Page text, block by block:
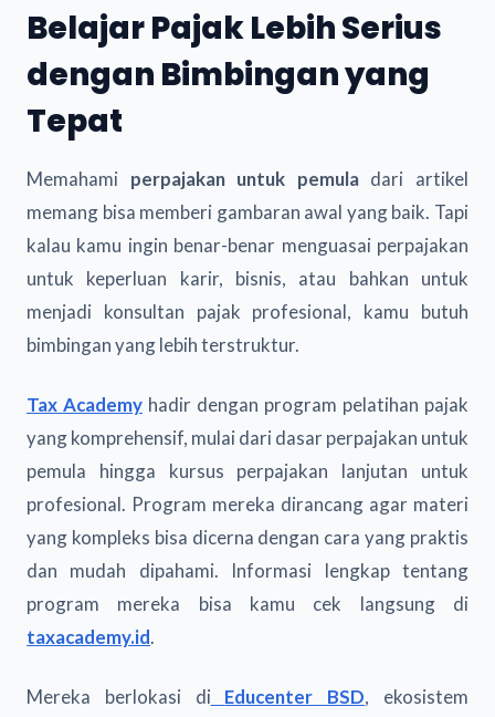
Belajar Pajak Lebih Serius
dengan Bimbingan yang
Tepat
Memahami perpajakan untuk pemuladari artikel
memang bisa memberi gambaran awal yang baik. Tapi
kalau kamu ingin benar-benar menguasai perpajakan
untuk keperluan karir, bisnis, atau bahkan untuk
menjadi konsultan pajak profesional, kamu butuh
bimbingan yang lebih terstruktur.
Tax Academy hadir dengan program pelatihan pajak
yang komprehensif, mulai dari dasar perpajakan untuk
pemula hingga kursus perpajakan lanjutan untuk
profesional. Program mereka dirancang agar materi
yang kompleks bisa dicerna dengan cara yang praktis
dan mudah dipahami. Informasi lengkap tentang
program mereka bisa kamu cek langsung di
taxacademy.id.
Mereka berlokasi di Educenter BSD, ekosistem